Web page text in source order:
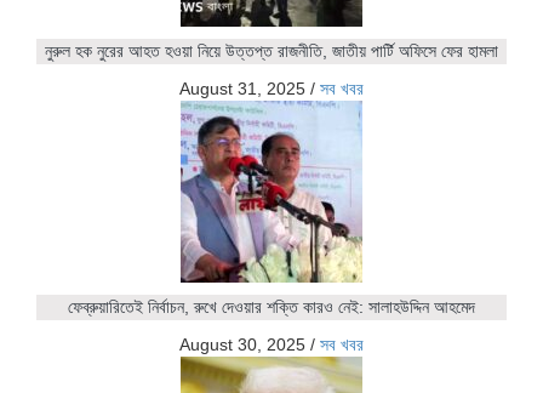
নুরুল হক নুরের আহত হওয়া নিয়ে উত্তপ্ত রাজনীতি, জাতীয় পার্টি অফিসে ফের হামলা
August 31, 2025 / সব খবর
ফেব্রুয়ারিতেই নির্বাচন, রুখে দেওয়ার শক্তি কারও নেই: সালাহউদ্দিন আহমেদ
August 30, 2025 / সব খবর